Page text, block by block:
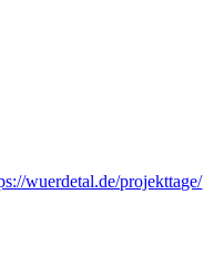
wuerdetal.de/projekttage/